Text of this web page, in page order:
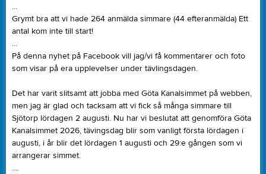
...
Grymt bra att vi hade 264 anmälda simmare (44 efteranmälda) Ett
antal kom inte till start!
...
På denna nyhet på Facebook vill jag/vi få kommentarer och foto
som visar på era upplevelser under tävlingsdagen.
Det har varit slitsamt att jobba med Göta Kanalsimmet på webben,
men jag är glad och tacksam att vi fick så många simmare till
Sjötorp lördagen 2 augusti. Nu har vi beslutat att genomföra Göta
Kanalsimmet 2026, tävingsdag blir som vanligt första lördagen i
augusti, i år blir det lördagen 1 augusti och 29:e gången som vi
arrangerar simmet.
....